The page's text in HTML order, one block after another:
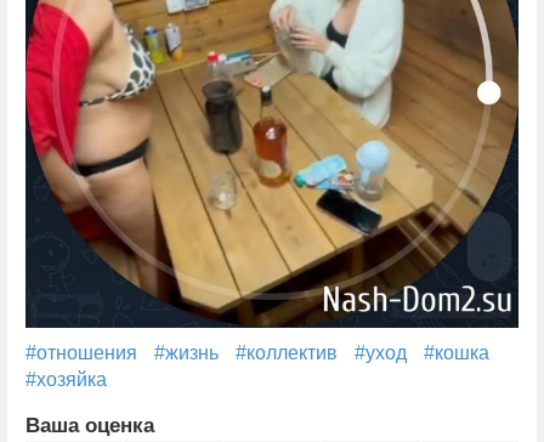
#отношения #жизнь #коллектив #уход
#кошка
#хозяйка
Ваша оценка